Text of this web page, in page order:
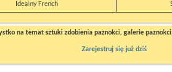
Idealny French
na temat sztuki zdobienia paznokci, galerie
Zarejestruj się już dziś